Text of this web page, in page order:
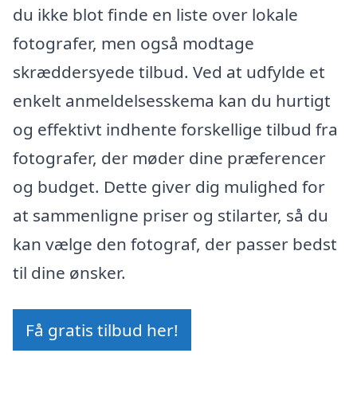
du ikke blot finde en liste over lokale
fotografer, men også modtage
skræddersyede tilbud. Ved at udfylde et
enkelt anmeldelsesskema kan du hurtigt
og effektivt indhente forskellige tilbud fra
fotografer, der møder dine præferencer
og budget. Dette giver dig mulighed for
at sammenligne priser og stilarter, så du
kan vælge den fotograf, der passer bedst
til dine ønsker.
Få gratis tilbud her!